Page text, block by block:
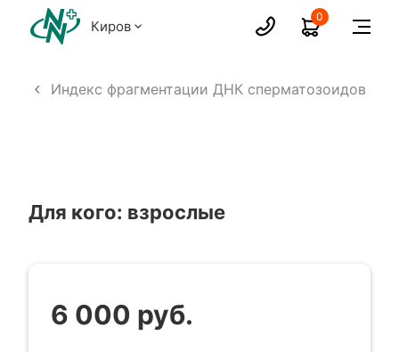
Киров
0
Индекс фрагментации ДНК сперматозоидов
Для кого: взрослые
6 000 руб.